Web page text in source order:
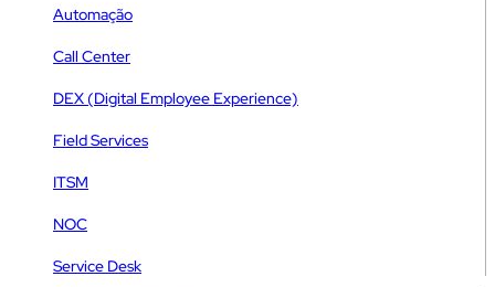
Automação
Call Center
DEX (Digital Employee Experience)
Field Services
ITSM
NOC
Service Desk